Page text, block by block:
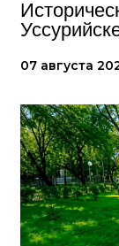
07 августа